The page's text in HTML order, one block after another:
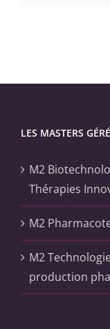
LES MASTERS
M2
Thérapies
M2
M2
production